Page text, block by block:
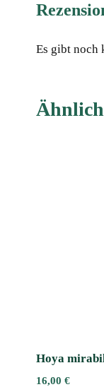
Es gibt noch
Hoya
16,00 €